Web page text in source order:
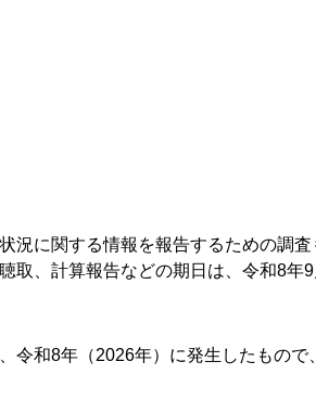
況に関する情報を報告するための調
取、計算報告などの期日は、令和8年
令和8年（2026年）に発生したもので